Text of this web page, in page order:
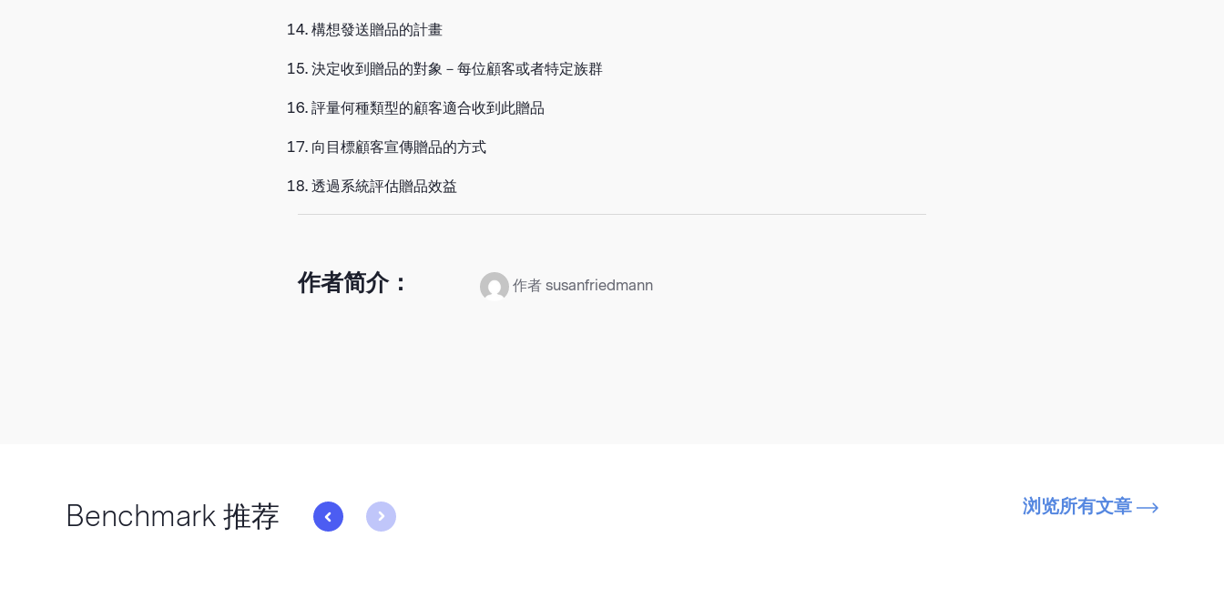
構想發送贈品的計畫
決定收到贈品的對象－每位顧客或者特定族群
評量何種類型的顧客適合收到此贈品
向目標顧客宣傳贈品的方式
透過系統評估贈品效益
作者简介： 作者 susanfriedmann
Benchmark 推荐 浏览所有文章